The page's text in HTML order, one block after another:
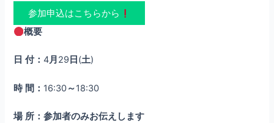
参加申込はこちらから
概要
日 付：4月 29 日 (土)
時 間： 16:30～18:30
場 所：参加者のみお伝えします